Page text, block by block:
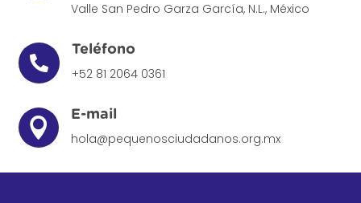
Valle San Pedro Garza García, N.L., México

Teléfono
+52 81 2064 0361

E-mail
hola@pequenosciudadanos.org.mx